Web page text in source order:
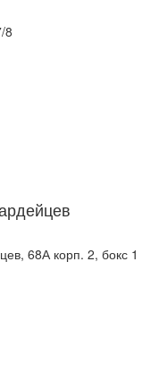
8
68А корп. 2, бокс 1